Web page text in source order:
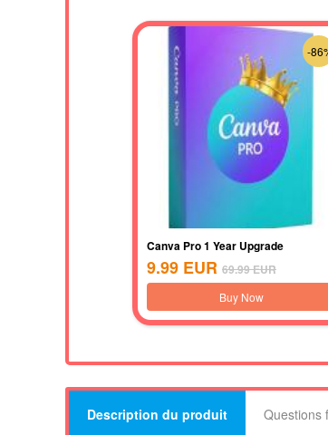
-
Canva Pro 1 Year Upgrade
9.99 EUR 69.99EUR
Buy Now
Description du produit Questions